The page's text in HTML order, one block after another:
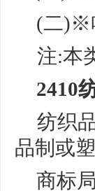
(二)※
注:本
2410
纺织
品制或塑
商标